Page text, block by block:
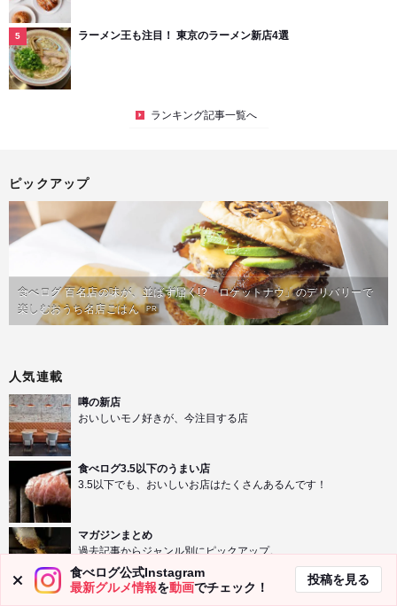
ラーメン王も注目！ 東京のラーメン新店4選
ランキング記事一覧へ
ピックアップ
食べログ 百名店の味が、並ばず届く!?「ロケットナウ」のデリバリーで
楽しむおうち名店ごはん PR
人気連載
噂の新店
おいしいモノ好きが、今注目する店
食べログ3.5以下のうまい店
3.5以下でも、おいしいお店はたくさんあるんです！
マガジンまとめ
過去記事からジャンル別にピックアップ。
食べログ公式Instagram
最新グルメ情報を動画でチェック！
投稿を見る